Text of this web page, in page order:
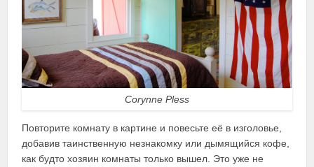
Corynne Pless
Повторите комнату в картине и повесьте её в изголовье,
добавив таинственную незнакомку или дымящийся кофе,
как будто хозяин комнаты только вышел. Это уже не